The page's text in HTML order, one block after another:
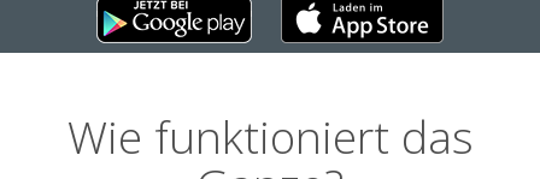
Wie funktioniert das